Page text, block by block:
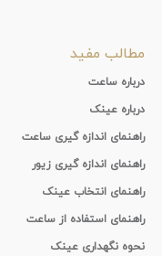
مطالب مفید
درباره ساعت
درباره عینک
راهنمای اندازه گیری ساعت
راهنمای اندازه گیری زیور
راهنمای انتخاب عینک
راهنمای استفاده از ساعت
نحوه نگهداری عینک